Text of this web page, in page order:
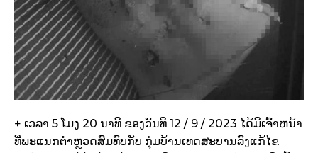
+ ເວລາ 5 ໂມງ 20 ນາທີ ຂອງວັນທີ 12 / 9 / 2023 ໄດ້ມີເຈົ້າຫນ້າ
ທີ່ພະແນກຕໍາຫຼວດສົມທົບກັບ ກຸ່ມບ້ານເທດສະບານລົງແກ້ໄຂ